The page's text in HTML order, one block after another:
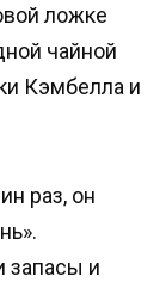
ложке
чайной
Кэмбелла и
раз, он
запасы и